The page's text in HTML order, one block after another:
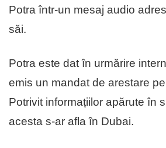
Potra într-un mesaj audio
săi.
Potra este dat în urmărire
emis un mandat de arestare
Potrivit informațiilor apărute în
acesta s-ar afla în Dubai.